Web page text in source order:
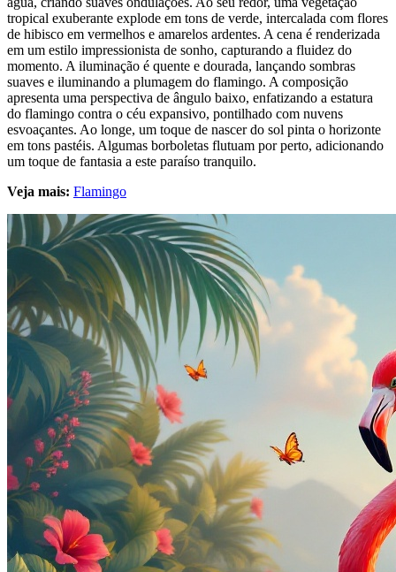
tropical exuberante explode em tons de verde, intercalada com flores
de hibisco em vermelhos e amarelos ardentes. A cena é renderizada
em um estilo impressionista de sonho, capturando a fluidez do
momento. A iluminação é quente e dourada, lançando sombras
suaves e iluminando a plumagem do flamingo. A composição
apresenta uma perspectiva de ângulo baixo, enfatizando a estatura
do flamingo contra o céu expansivo, pontilhado com nuvens
esvoaçantes. Ao longe, um toque de nascer do sol pinta o horizonte
em tons pastéis. Algumas borboletas flutuam por perto, adicionando
um toque de fantasia a este paraíso tranquilo.
Veja mais: Flamingo